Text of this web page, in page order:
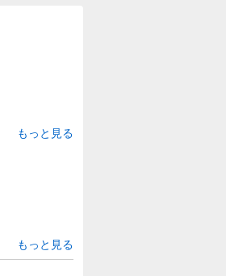
もっと見る
もっと見る